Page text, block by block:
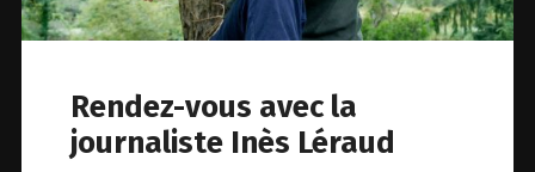
Rendez-vous avec la
journaliste Inès Léraud